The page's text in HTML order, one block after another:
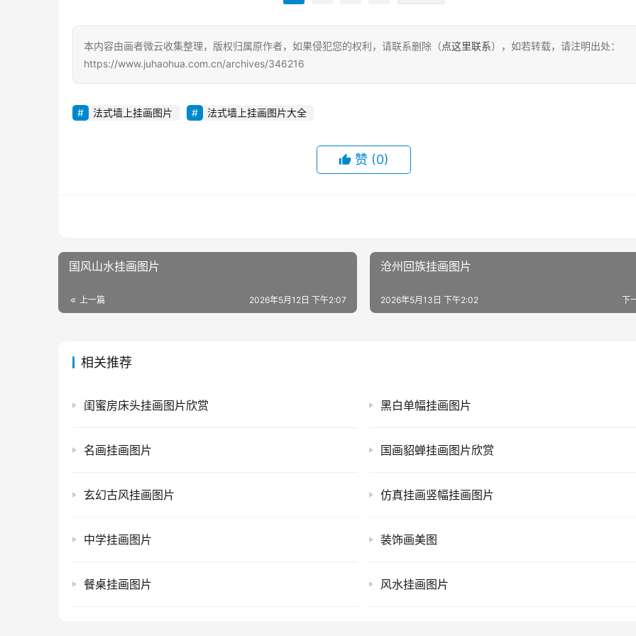
本内容由画者微云收集整理，版权归属原作者，如果侵犯您的权利，请联系删除（点这里联系），如若转载，请注明出处：
https://www.juhaohua.com.cn/archives/346216
法式墙上挂画图片 法式墙上挂画图片大全
赞 (0)
国风山水挂画图片
上一篇 2026年5月12日 下午2:07
沧州回族挂画图片
下
2026年5月13日 下午2:02
相关推荐
闺蜜房床头挂画图片欣赏 黑白单幅挂画图片
名画挂画图片 国画貂蝉挂画图片欣赏
玄幻古风挂画图片 仿真挂画竖幅挂画图片
中学挂画图片 装饰画美图
餐桌挂画图片 风水挂画图片